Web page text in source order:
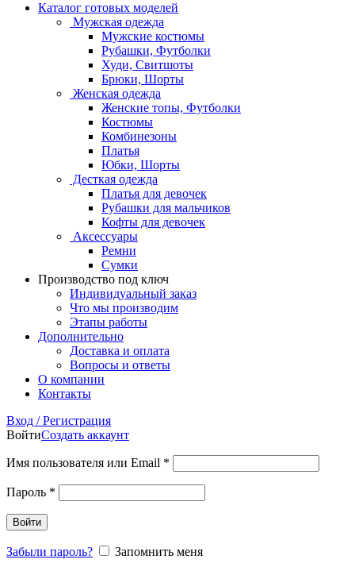
Каталог готовых моделей
Мужская одежда
Мужские костюмы
Рубашки, Футболки
Худи, Свитшоты
Брюки, Шорты
Женская одежда
Женские топы, Футболки
Костюмы
Комбинезоны
Платья
Юбки, Шорты
Десткая одежда
Платья для девочек
Рубашки для мальчиков
Кофты для девочек
Аксессуары
Ремни
Сумки
Производство под ключ
Индивидуальный заказ
Что мы производим
Этапы работы
Дополнительно
Доставка и оплата
Вопросы и ответы
О компании
Контакты
Вход / Регистрация
ВойтиСоздать аккаунт
Имя пользователя или Email *
Пароль *
Войти
Забыли пароль?
Запомнить меня